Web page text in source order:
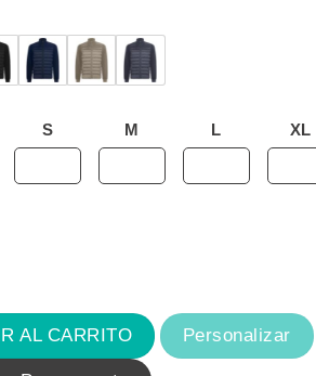
S M L XL
AL CARRITO Personalizar